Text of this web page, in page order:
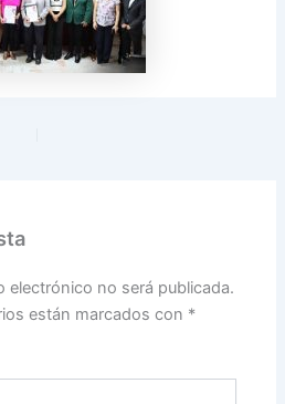
electrónico no será publicada.
están marcados con *